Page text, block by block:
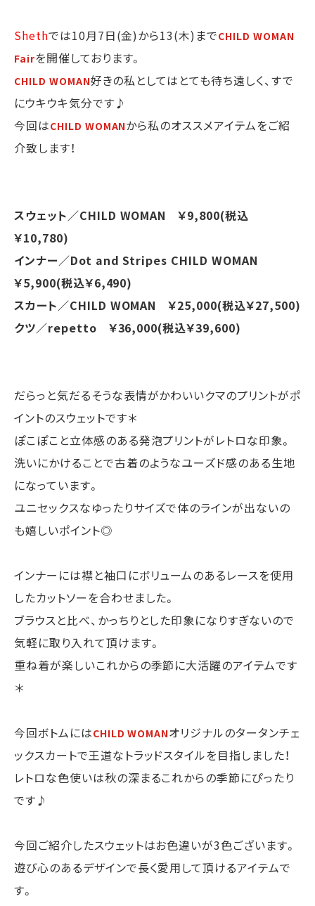
Shethでは10月7日(金)から13(木)までCHILD WOMAN
Fairを開催しております。
CHILD WOMAN好きの私としてはとても待ち遠しく、すで
にウキウキ気分です♪
今回はCHILD WOMANから私のオススメアイテムをご紹
介致します！
スウェット／CHILD WOMAN ￥9,800(税込
￥10,780)
インナー／Dot and Stripes CHILD WOMAN
￥5,900(税込￥6,490)
スカート／CHILD WOMAN ￥25,000(税込￥27,500)
クツ／repetto ￥36,000(税込￥39,600)
だらっと気だるそうな表情がかわいいクマのプリントがポ
イントのスウェットです＊
ぽこぽこと立体感のある発泡プリントがレトロな印象。
洗いにかけることで古着のようなユーズド感のある生地
になっています。
ユニセックスなゆったりサイズで体のラインが出ないの
も嬉しいポイント◎
インナーには襟と袖口にボリュームのあるレースを使用
したカットソーを合わせました。
ブラウスと比べ、かっちりとした印象になりすぎないので
気軽に取り入れて頂けます。
重ね着が楽しいこれからの季節に大活躍のアイテムです
＊
今回ボトムにはCHILD WOMANオリジナルのタータンチェ
ックスカートで王道なトラッドスタイルを目指しました！
レトロな色使いは秋の深まるこれからの季節にぴったり
です♪
今回ご紹介したスウェットはお色違いが3色ございます。
遊び心のあるデザインで長く愛用して頂けるアイテムで
す。